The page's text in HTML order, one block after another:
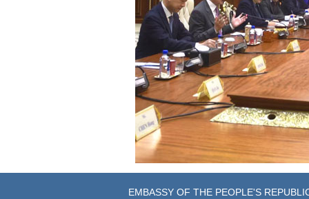
EMBASSY OF THE PEOPLE'S